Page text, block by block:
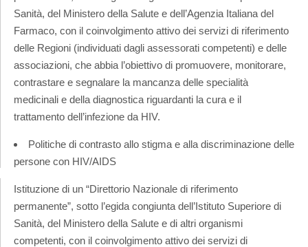
Sanità, del Ministero della Salute e dell’Agenzia Italiana del
Farmaco, con il coinvolgimento attivo dei servizi di riferimento
delle Regioni (individuati dagli assessorati competenti) e delle
associazioni, che abbia l’obiettivo di promuovere, monitorare,
contrastare e segnalare la mancanza delle specialità
medicinali e della diagnostica riguardanti la cura e il
trattamento dell’infezione da HIV.
Politiche di contrasto allo stigma e alla discriminazione delle
persone con HIV/AIDS
Istituzione di un “Direttorio Nazionale di riferimento
permanente”, sotto l’egida congiunta dell’Istituto Superiore di
Sanità, del Ministero della Salute e di altri organismi
competenti, con il coinvolgimento attivo dei servizi di